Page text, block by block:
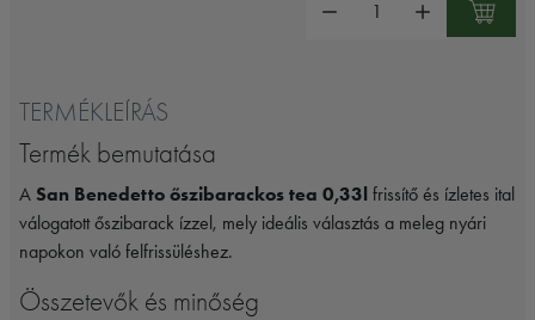
TERMÉKLEÍRÁS
Termék bemutatása
A San Benedetto őszibarackos tea 0,33l frissítő és ízletes ital
válogatott őszibarack ízzel, mely ideális választás a meleg nyári
napokon való felfrissüléshez.
Összetevők és minőség